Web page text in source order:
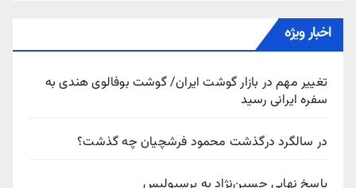
اخبار ویژه
تغییر مهم در بازار گوشت ایران/ گوشت بوفالوی هندی به
سفره ایرانی رسید
در سالگرد درگذشت محمود فرشچیان چه گذشت؟